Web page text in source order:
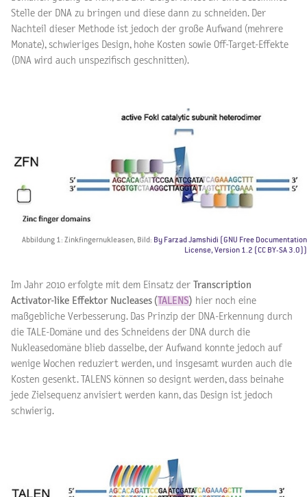
Stelle der DNA zu bringen und diese dann zu schneiden. Der
Nachteil dieser Methode ist jedoch der große Aufwand (mehrere
Monate), schwieriges Design, hohe Kosten sowie Off-Target-Effekte
(DNA wird auch unspezifisch geschnitten).
Abbildung 1: Zinkfingernukleasen, Bild: By Farzad Jamshidi (GNU Free Documentation
License, Version 1.2 (CC BY-SA 3.0))
Im Jahr 2010 erfolgte mit dem Einsatz der
Transcription
Activator-like Effektor Nucleases ( TALENS) hier noch eine
maßgebliche Verbesserung. Das Prinzip der DNA-Erkennung durch
die TALE-Domäne und des Schneidens der DNA durch die
Nukleasedomäne blieb dasselbe, der Aufwand konnte jedoch auf
wenige Wochen reduziert werden, und insgesamt wurden auch die
Kosten gesenkt. TALENS können so designt werden, dass beinahe
jede Zielsequenz anvisiert werden kann, das Design ist jedoch
schwierig.